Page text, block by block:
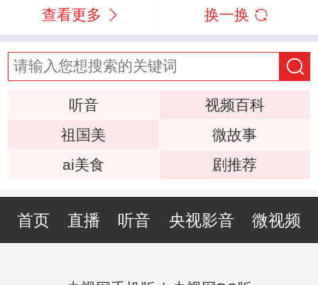
查看更多 换一换
听音
视频百科
祖国美
微故事
ai美食
剧推荐
首页 直播 听音 央视影音 微视频